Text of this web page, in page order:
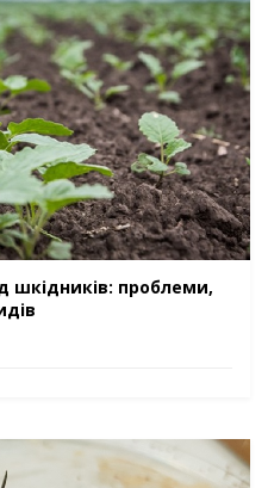
шкідників: проблеми,